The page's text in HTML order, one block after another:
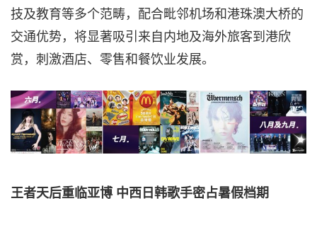
技及教育等多个范畴，配合毗邻机场和港珠澳大桥的
交通优势，将显著吸引来自内地及海外旅客到港欣
赏，刺激酒店、零售和餐饮业发展。
王者天后重临亚博 中西日韩歌手密占暑假档期